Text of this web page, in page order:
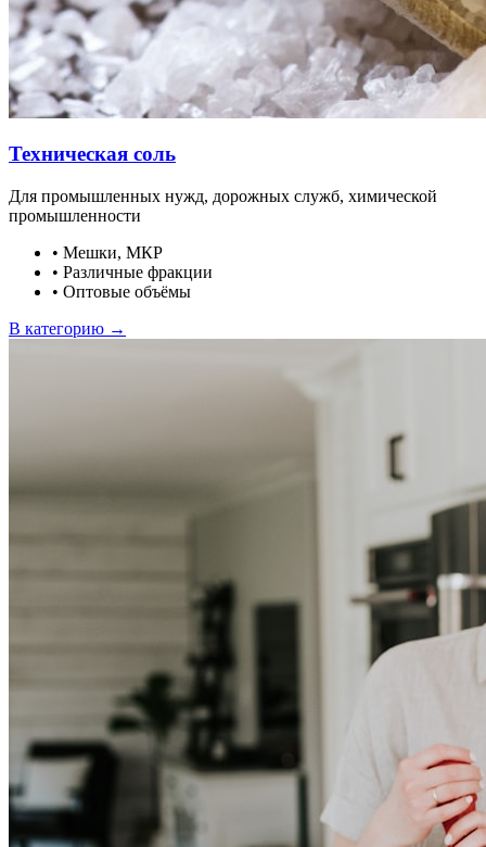
Техническая соль
Для промышленных нужд, дорожных служб, химической
промышленности
• Мешки, МКР
• Различные фракции
• Оптовые объёмы
В категорию →